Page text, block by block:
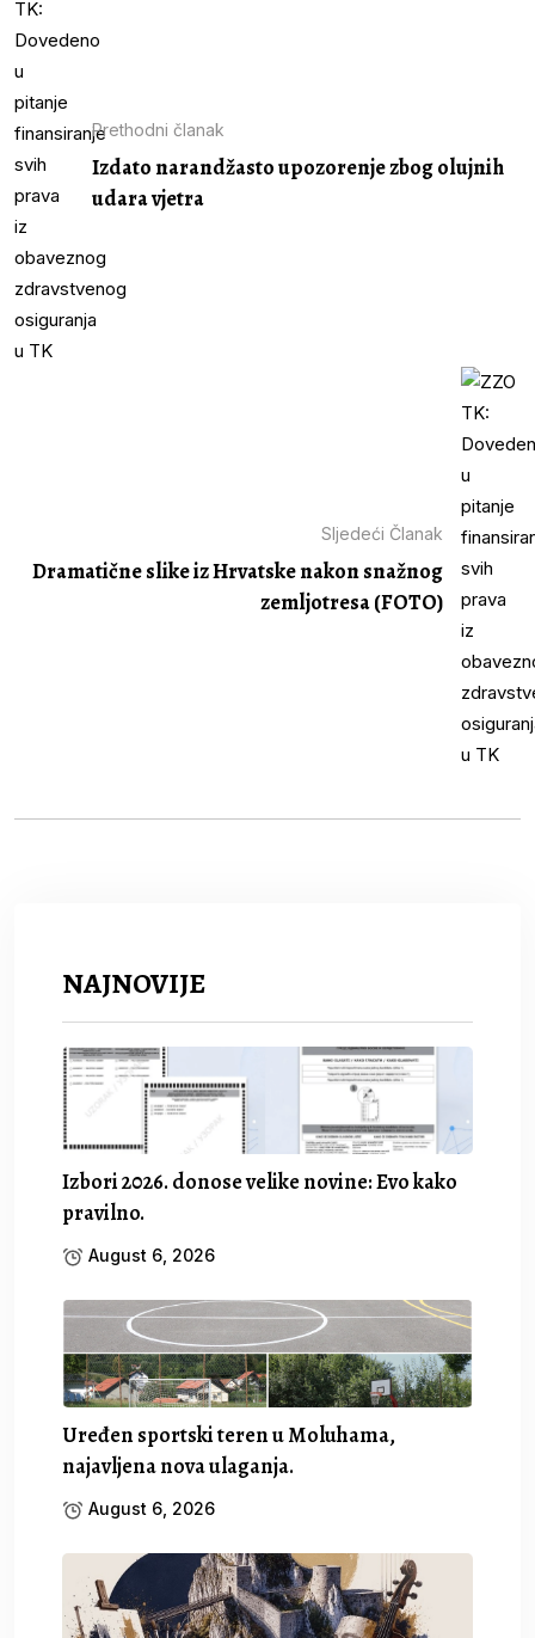
Prethodni članak
Izdato narandžasto upozorenje zbog olujnih
udara vjetra
Sljedeći Članak
Dramatične slike iz Hrvatske nakon snažnog
zemljotresa (FOTO)
NAJNOVIJE
Izbori 2026. donose velike novine: Evo kako
pravilno.
August 6, 2026
Uređen sportski teren u Moluhama,
najavljena nova ulaganja.
August 6, 2026